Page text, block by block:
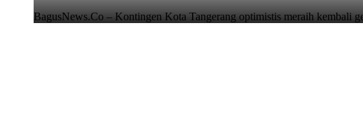
BagusNews.Co – Kontingen Kota Tangerang optimistis meraih kembali